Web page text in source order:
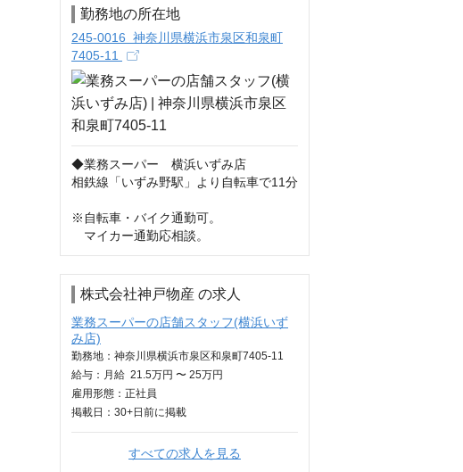
勤務地の所在地
245-0016 神奈川県横浜市泉区和泉町
7405-11
◆業務スーパー　横浜いずみ店
相鉄線「いずみ野駅」より自転車で11分
※自転車・バイク通勤可。
マイカー通勤応相談。
株式会社神戸物産 の求人
業務スーパーの店舗スタッフ(横浜いず
み店)
勤務地：神奈川県横浜市泉区和泉町7405-11
給与： 月給 21.5万円 〜 25万円
雇用形態：正社員
掲載日： 30+日 前に掲載
すべての求人を見る